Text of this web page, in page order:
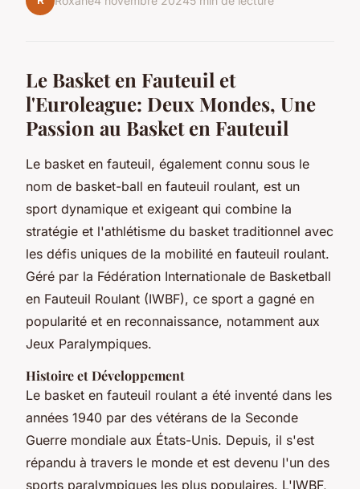
Le Basket en Fauteuil et
l'Euroleague: Deux Mondes, Une
Passion au Basket en Fauteuil
Le basket en fauteuil, également connu sous le
nom de basket-ball en fauteuil roulant, est un
sport dynamique et exigeant qui combine la
stratégie et l'athlétisme du basket traditionnel avec
les défis uniques de la mobilité en fauteuil roulant.
Géré par la Fédération Internationale de Basketball
en Fauteuil Roulant (IWBF), ce sport a gagné en
popularité et en reconnaissance, notamment aux
Jeux Paralympiques.
Histoire et Développement
Le basket en fauteuil roulant a été inventé dans les
années 1940 par des vétérans de la Seconde
Guerre mondiale aux États-Unis. Depuis, il s'est
répandu à travers le monde et est devenu l'un des
sports paralympiques les plus populaires. L'IWBF,